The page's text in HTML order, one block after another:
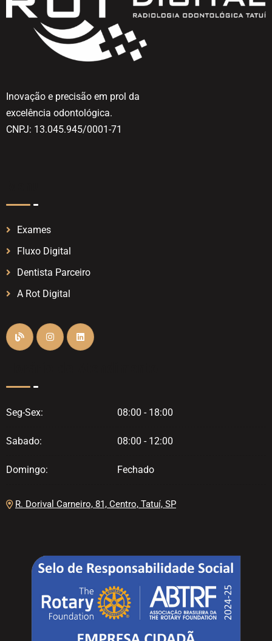
Inovação e precisão em prol da
excelência odontológica.
CNPJ: 13.045.945/0001-71
Exames
Fluxo Digital
Dentista Parceiro
A Rot Digital
Seg-Sex: 08:00 - 18:00
Sabado: 08:00 - 12:00
Domingo: Fechado
R. Dorival Carneiro, 81, Centro, Tatuí, SP